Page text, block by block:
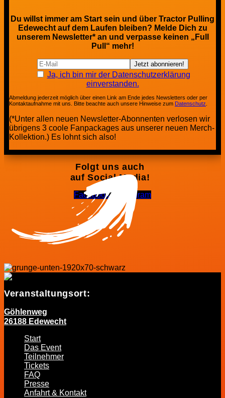
Du willst immer am Start sein und über Tractor Pulling
Edewecht auf dem Laufen bleiben? Melde Dich zu
unserem Newsletter* an und verpasse keinen „Full
Pull“ mehr!
Ja, ich bin mir der Datenschutzerklärung
einverstanden.
Abmeldung jederzeit möglich über einen Link am Ende jedes Newsletters oder per
Kontaktaufnahme mit uns. Bitte beachte auch unsere Hinweise zum Datenschutz
(*Unter allen neuen Newsletter-Abonnenten verlosen wir
übrigens 3 coole Fanpackages aus unserer neuen Merch-
Kollektion.) Es lohnt sich also!
Folgt uns auch
auf Social Media!
Facebook-f Instagram
Veranstaltungsort:
Göhlenweg
26188 Edewecht
Start
Das Event
Teilnehmer
Tickets
FAQ
Presse
Anfahrt & Kontakt